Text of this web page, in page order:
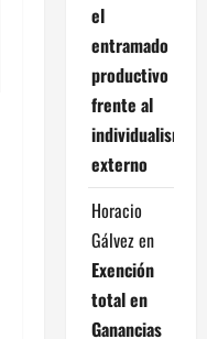
el
entramado
productivo
frente al
individualismo
externo
Horacio
Gálvezen
Exención
total en
Ganancias